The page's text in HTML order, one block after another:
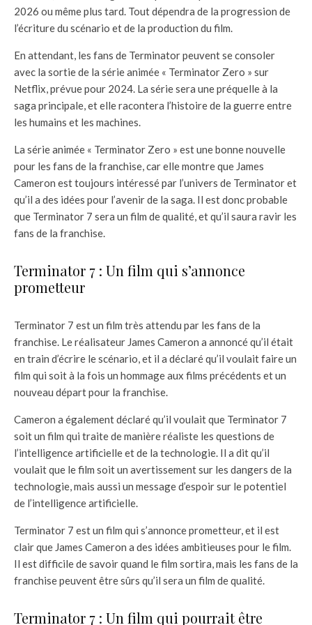
2026 ou même plus tard. Tout dépendra de la progression de
l’écriture du scénario et de la production du film.
En attendant, les fans de Terminator peuvent se consoler
avec la sortie de la série animée « Terminator Zero » sur
Netflix, prévue pour 2024. La série sera une préquelle à la
saga principale, et elle racontera l’histoire de la guerre entre
les humains et les machines.
La série animée « Terminator Zero » est une bonne nouvelle
pour les fans de la franchise, car elle montre que James
Cameron est toujours intéressé par l’univers de Terminator et
qu’il a des idées pour l’avenir de la saga. Il est donc probable
que Terminator 7 sera un film de qualité, et qu’il saura ravir les
fans de la franchise.
Terminator 7 : Un film qui s’annonce
prometteur
Terminator 7 est un film très attendu par les fans de la
franchise. Le réalisateur James Cameron a annoncé qu’il était
en train d’écrire le scénario, et il a déclaré qu’il voulait faire un
film qui soit à la fois un hommage aux films précédents et un
nouveau départ pour la franchise.
Cameron a également déclaré qu’il voulait que Terminator 7
soit un film qui traite de manière réaliste les questions de
l’intelligence artificielle et de la technologie. Il a dit qu’il
voulait que le film soit un avertissement sur les dangers de la
technologie, mais aussi un message d’espoir sur le potentiel
de l’intelligence artificielle.
Terminator 7 est un film qui s’annonce prometteur, et il est
clair que James Cameron a des idées ambitieuses pour le film.
Il est difficile de savoir quand le film sortira, mais les fans de la
franchise peuvent être sûrs qu’il sera un film de qualité.
Terminator 7 : Un film qui pourrait être